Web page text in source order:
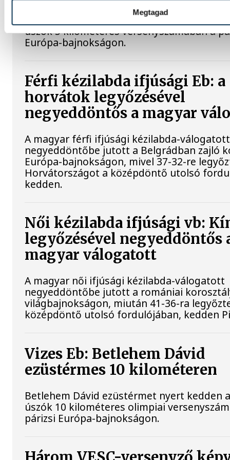
Megtagad
Betlehem Dávid ezüstérmet nyert szerdán
úszók 5 kilométeres versenyszámában a
Európa-bajnokságon.
Férfi kézilabda ifjúsági Eb: a
horvátok legyőzésével
negyeddöntős a magyar
A magyar férfi ifjúsági kézilabda-válogatott
negyeddöntőbe jutott a Belgrádban zajló
Európa-bajnokságon, mivel 37-32-re
Horvátországot a középdöntő utolsó
kedden.
Női kézilabda ifjúsági vb:
legyőzésével negyeddöntős
magyar válogatott
A magyar női ifjúsági kézilabda-válogatott
negyeddöntőbe jutott a romániai
világbajnokságon, miután 41-36-ra
középdöntő utolsó fordulójában, kedden
Vizes Eb: Betlehem Dávid
ezüstérmes 10 kilométeren
Betlehem Dávid ezüstérmet nyert kedden
úszók 10 kilométeres olimpiai
párizsi Európa-bajnokságon.